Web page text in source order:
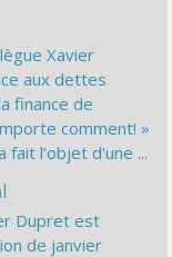
Xavier
aux dettes
finance de
comment! »
l’objet d’une ...
Dupret est
de janvier